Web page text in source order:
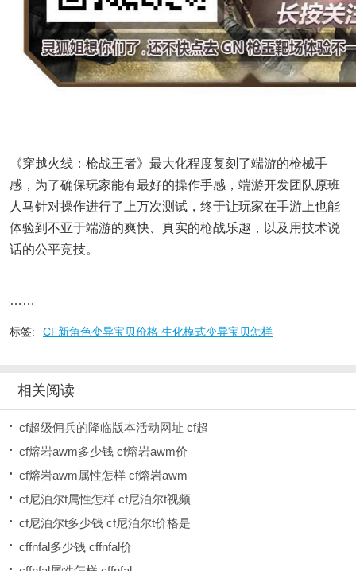
《穿越火线：枪战王者》最大化程度复刻了端游的枪械手
感，为了确保玩家能有最好的操作手感，端游开发团队原班
人马针对操作进行了上万次测试，终于让玩家在手游上也能
体验到不亚于端游的爽快、真实的枪战乐趣，以及用技术说
话的公平竞技。
……
标签: CF新角色变异宝贝价格 生化模式变异宝贝怎样
相关阅读
cf超级佣兵的降临版本活动网址 cf超
cf熔岩awm多少钱 cf熔岩awm价
cf熔岩awm属性怎样 cf熔岩awm
cf尼泊尔t属性怎样 cf尼泊尔t视频
cf尼泊尔t多少钱 cf尼泊尔t价格是
cffnfal多少钱 cffnfal价